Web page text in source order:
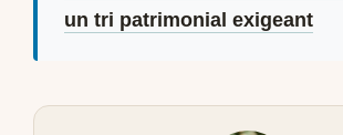
un tri patrimonial exigeant